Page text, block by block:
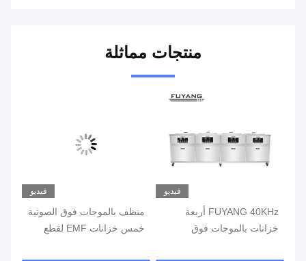
منتجات مماثلة
فيديو
FUYANG 40KHz أربعة
خزانات بالموجات فوق
فيديو
منظف ​​بالموجات فوق الصوتية
خمس خزانات EMF لقطع